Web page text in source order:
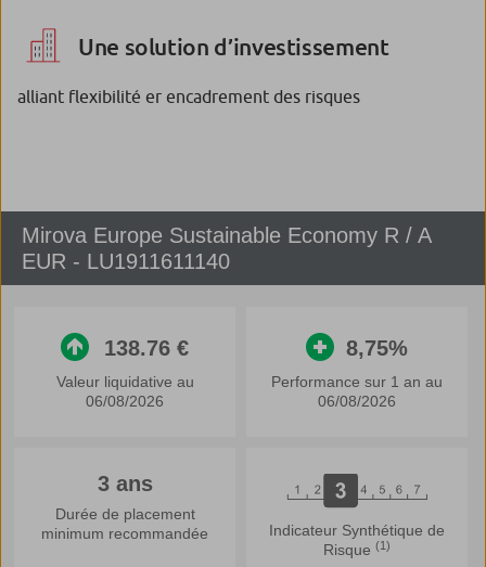
Une solution d’investissement
alliant flexibilité er encadrement des risques